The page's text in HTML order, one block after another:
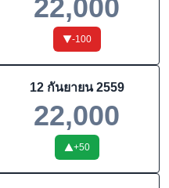
22,000
-100
12 กันยายน 2559
22,000
+50